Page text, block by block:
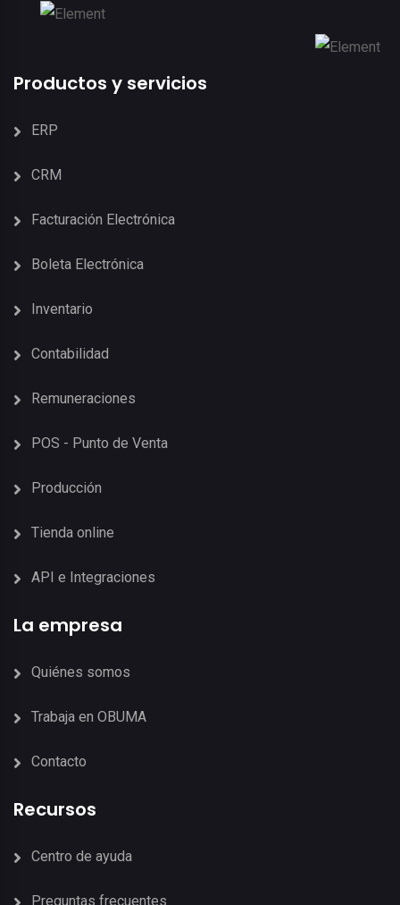
Productos y servicios
ERP
CRM
Facturación Electrónica
Boleta Electrónica
Inventario
Contabilidad
Remuneraciones
POS - Punto de Venta
Producción
Tienda online
API e Integraciones
La empresa
Quiénes somos
Trabaja en OBUMA
Contacto
Recursos
Centro de ayuda
Preguntas frecuentes